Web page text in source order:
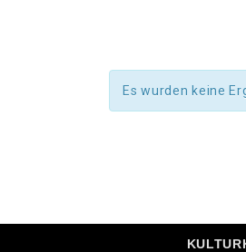
Es wurden keine